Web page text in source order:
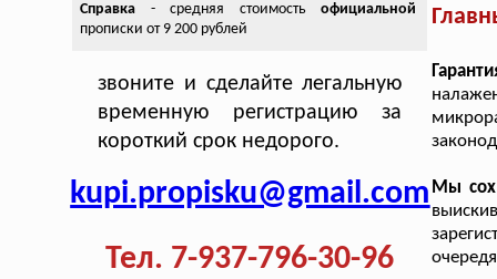
Справка- средняя стоимостьофициальной
прописки от 9 200 рублей
звоните и сделайте легальную
временную регистрацию за
короткий срок недорого.
kupi.propisku@gmail.com
Тел. 7-937-796-30-96
Мы